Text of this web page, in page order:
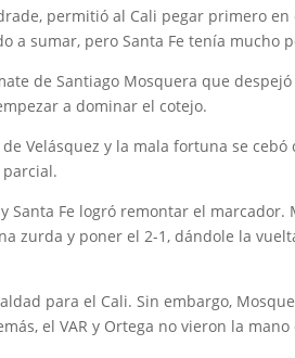
permitió al Cali pegar primero
a sumar, pero Santa Fe tenía mucho
de Santiago Mosquera que
a dominar el cotejo.
de Velásquez y la mala fortuna se
Santa Fe logró remontar el marcador.
zurda y poner el 2-1, dándole la
para el Cali. Sin embargo,
el VAR y Ortega no vieron la